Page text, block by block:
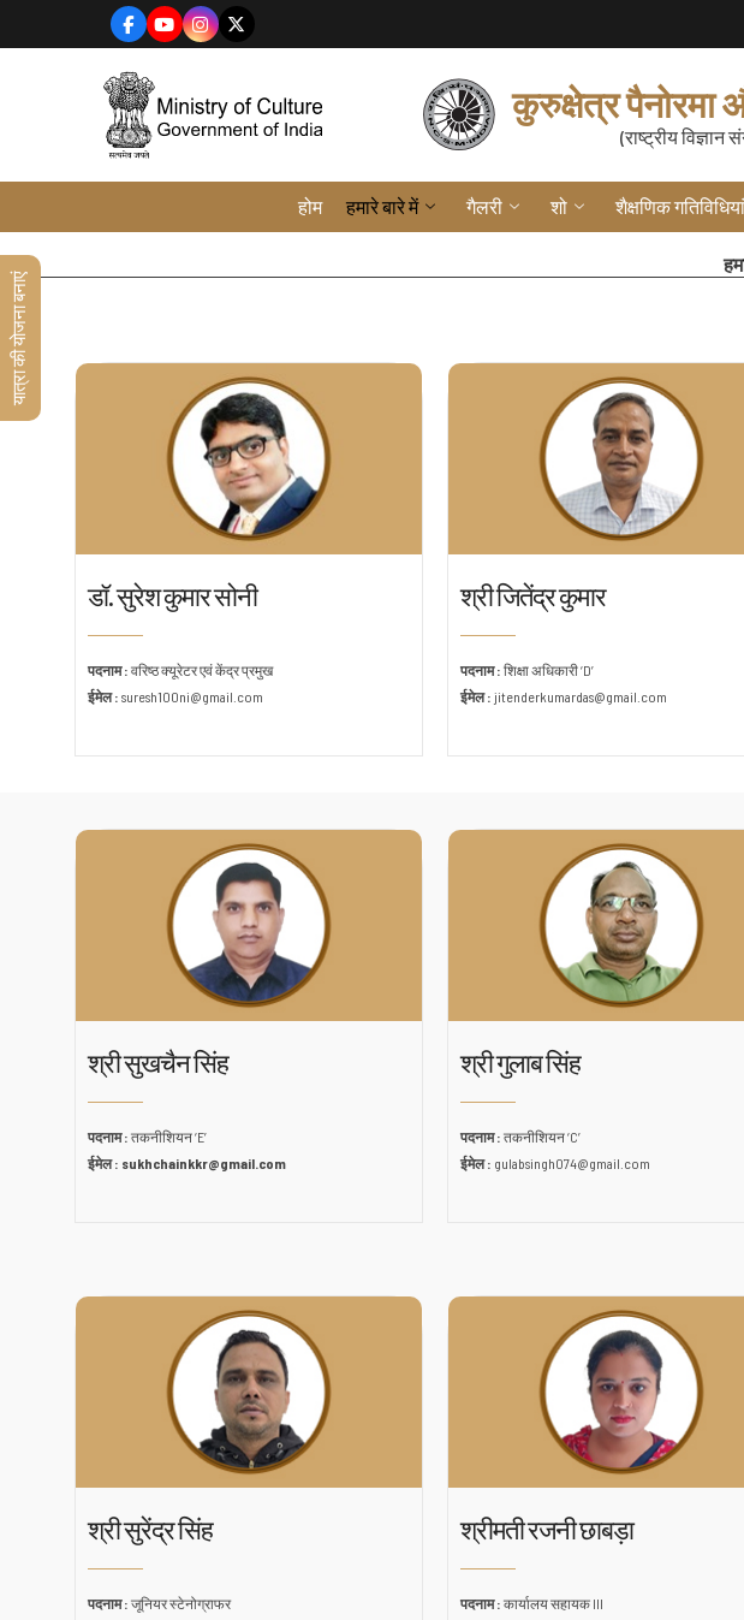
कुरुक्षेत्र पैनोरमा
(राष्ट्रीय
होम हमारे बारे में गैलरी शो शैक्षणिक गतिविधियां
डॉ. सुरेश कुमार सोनी
पदनाम : वरिष्ठ क्यूरेटर एवं केंद्र प्रमुख
ईमेल : suresh100ni@gmail.com
श्री जितेंद्र कुमार
पदनाम : शिक्षा अधिकारी ‘D’
ईमेल : jitenderkumardas@gmail.com
श्री सुखचैन सिंह
पदनाम : तकनीशियन ‘E’
ईमेल : sukhchainkkr@gmail.com
श्री गुलाब सिंह
पदनाम : तकनीशियन ‘C’
ईमेल : gulabsingh074@gmail.com
श्री सुरेंद्र सिंह
पदनाम : जूनियर स्टेनोग्राफर
श्रीमती रजनी छाबड़ा
पदनाम : कार्यालय सहायक III
यात्रा की योजना बनाएं